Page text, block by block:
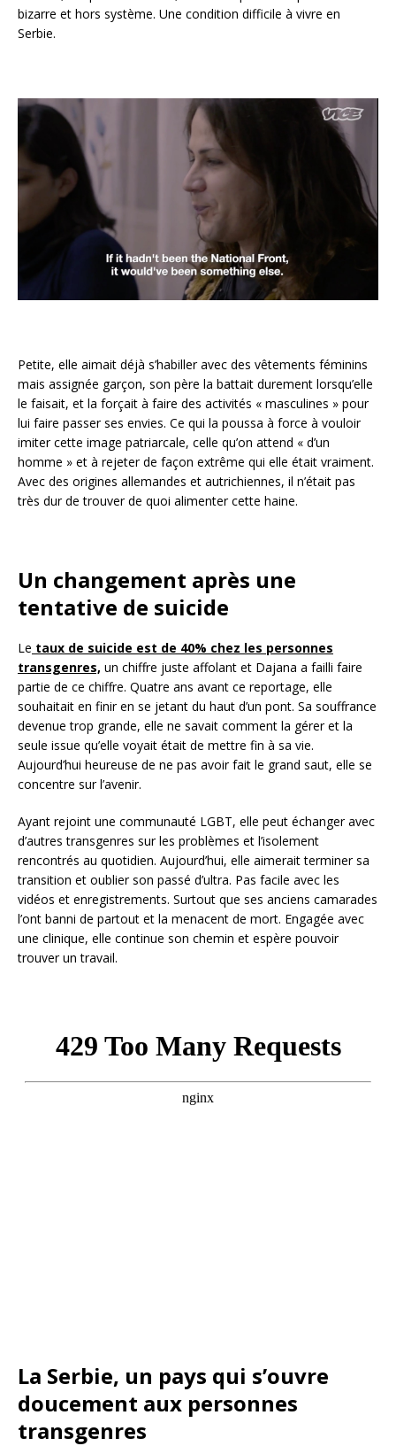
bizarre et hors système. Une condition difficile à vivre en
Serbie.
Petite, elle aimait déjà s’habiller avec des vêtements féminins
mais assignée garçon, son père la battait durement lorsqu’elle
le faisait, et la forçait à faire des activités « masculines » pour
lui faire passer ses envies. Ce qui la poussa à force à vouloir
imiter cette image patriarcale, celle qu’on attend « d’un
homme » et à rejeter de façon extrême qui elle était vraiment.
Avec des origines allemandes et autrichiennes, il n’était pas
très dur de trouver de quoi alimenter cette haine.
Un changement après une
tentative de suicide
Le taux de suicide est de 40% chez les personnes
transgenres, un chiffre juste affolant et Dajana a failli faire
partie de ce chiffre. Quatre ans avant ce reportage, elle
souhaitait en finir en se jetant du haut d’un pont. Sa souffrance
devenue trop grande, elle ne savait comment la gérer et la
seule issue qu’elle voyait était de mettre fin à sa vie.
Aujourd’hui heureuse de ne pas avoir fait le grand saut, elle se
concentre sur l’avenir.
Ayant rejoint une communauté LGBT, elle peut échanger avec
d’autres transgenres sur les problèmes et l’isolement
rencontrés au quotidien. Aujourd’hui, elle aimerait terminer sa
transition et oublier son passé d’ultra. Pas facile avec les
vidéos et enregistrements. Surtout que ses anciens camarades
l’ont banni de partout et la menacent de mort. Engagée avec
une clinique, elle continue son chemin et espère pouvoir
trouver un travail.
La Serbie, un pays qui s’ouvre
doucement aux personnes
transgenres